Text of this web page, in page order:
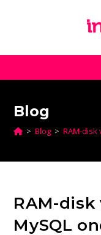
Blog
> Blog > RAM-disk
RAM-
MySQL